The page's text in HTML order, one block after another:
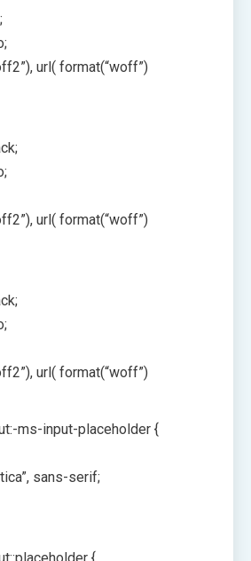
url( format(“woff”)
url( format(“woff”)
url( format(“woff”)
ms-input-placeholder {
sans-serif;